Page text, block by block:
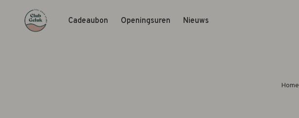
Cadeaubon Openingsuren Nieuws
Home